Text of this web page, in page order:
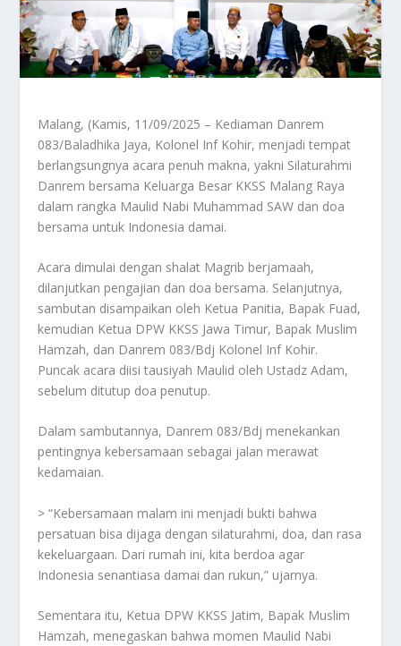
Malang, (Kamis, 11/09/2025 – Kediaman Danrem
083/Baladhika Jaya, Kolonel Inf Kohir, menjadi tempat
berlangsungnya acara penuh makna, yakni Silaturahmi
Danrem bersama Keluarga Besar KKSS Malang Raya
dalam rangka Maulid Nabi Muhammad SAW dan doa
bersama untuk Indonesia damai.
Acara dimulai dengan shalat Magrib berjamaah,
dilanjutkan pengajian dan doa bersama. Selanjutnya,
sambutan disampaikan oleh Ketua Panitia, Bapak Fuad,
kemudian Ketua DPW KKSS Jawa Timur, Bapak Muslim
Hamzah, dan Danrem 083/Bdj Kolonel Inf Kohir.
Puncak acara diisi tausiyah Maulid oleh Ustadz Adam,
sebelum ditutup doa penutup.
Dalam sambutannya, Danrem 083/Bdj menekankan
pentingnya kebersamaan sebagai jalan merawat
kedamaian.
> “Kebersamaan malam ini menjadi bukti bahwa
persatuan bisa dijaga dengan silaturahmi, doa, dan rasa
kekeluargaan. Dari rumah ini, kita berdoa agar
Indonesia senantiasa damai dan rukun,” ujarnya.
Sementara itu, Ketua DPW KKSS Jatim, Bapak Muslim
Hamzah, menegaskan bahwa momen Maulid Nabi